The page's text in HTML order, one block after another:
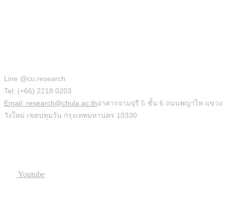
Line @cu.research
Tel: (+66) 2218 0203
Email: research@chula.ac.thอาคารจามจุรี 5 ชั้น 6 ถนนพญาไท แขวง
วังใหม่ เขตปทุมวัน กรุงเทพมหานคร 10330
Youtube